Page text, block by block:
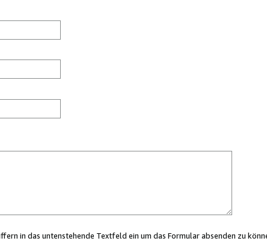
in das untenstehende Textfeld ein um das Formular absenden zu